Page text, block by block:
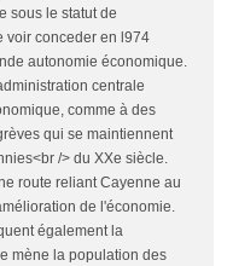
sous le statut de
voir conceder en l974
autonomie économique.
centrale
comme à des
qui se maintiennent
/> du XXe siècle.
route reliant Cayenne au
de l'économie.
également la
mène la population des